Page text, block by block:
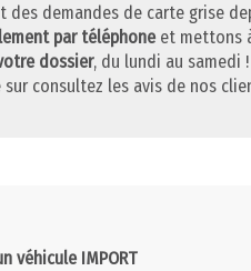
demandes de carte grise
par téléphoneet mettons
dossier, du lundi au samedi !
sur consultez les avis de nos
véhicule IMPORT